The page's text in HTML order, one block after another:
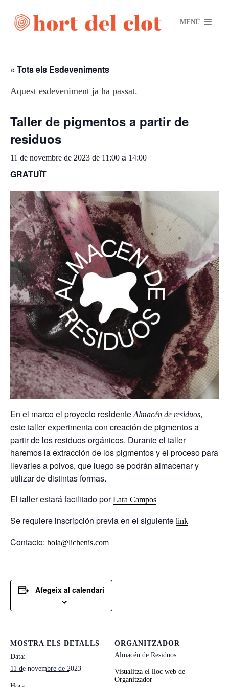
MENÚ
« Tots els Esdeveniments
Aquest esdeveniment ja ha passat.
Taller de pigmentos a partir de
residuos
11 de novembre de 2023 de 11:00 a 14:00
GRATUÏT
En el marco el proyecto residenteAlmacén de residuos,
este taller experimenta con creación de pigmentos a
partir de los residuos orgánicos. Durante el taller
haremos la extracción de los pigmentos y el proceso para
llevarles a polvos, que luego se podrán almacenar y
utilizar de distintas formas.
El taller estará facilitado porLara Campos
Se requiere inscripción previa en el siguiente link
Contacto: hola@lichenis.com
Afegeix al calendari
MOSTRA ELS DETALLS
Data:
11 de novembre de 2023
ORGANITZADOR
Almacén de Residuos
Visualitza el lloc web de
Organitzador